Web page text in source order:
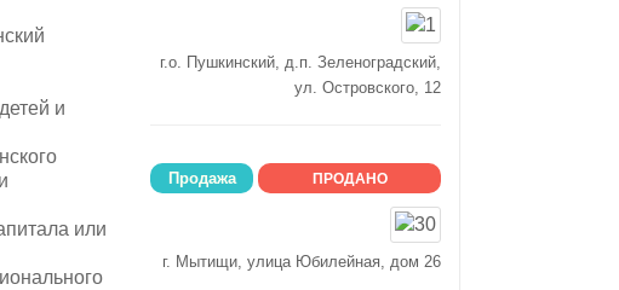
и
или
г.о. Пушкинский, д.п. Зеленоградский,
ул. Островского, 12
Продажа ПРОДАНО
г. Мытищи, улица Юбилейная, дом 26